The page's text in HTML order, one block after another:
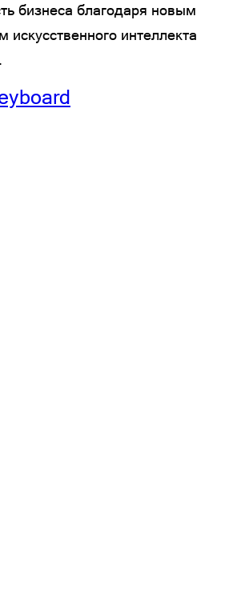
бизнеса благодаря новым
искусственного интеллекта